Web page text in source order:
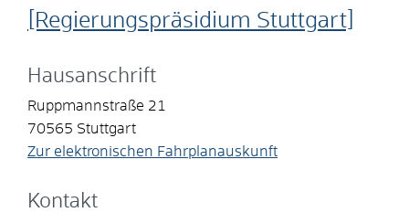
[Regierungspräsidium Stuttgart]
Hausanschrift
Ruppmannstraße 21
70565 Stuttgart
Zur elektronischen Fahrplanauskunft
Kontakt